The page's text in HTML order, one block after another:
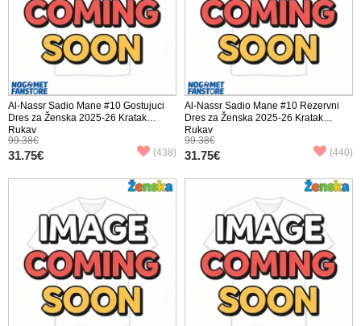
Al-Nassr Sadio Mane #10 Gostujuci
Dres za Ženska 2025-26 Kratak
Rukav
99.38€
31.75€ (438)
Al-Nassr Sadio Mane #10 Rezervni
Dres za Ženska 2025-26 Kratak
Rukav
99.38€
31.75€ (440)